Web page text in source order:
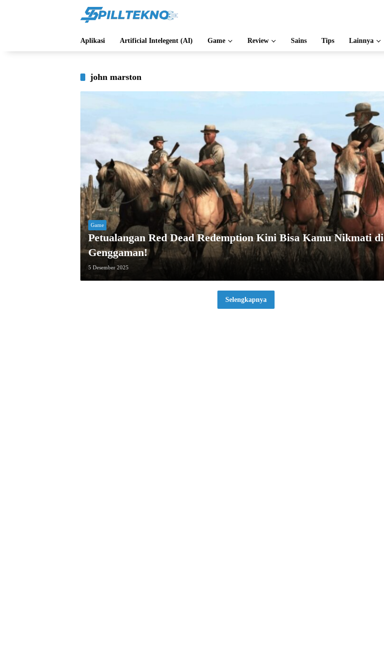
Aplikasi Artificial Intelegent (AI) Game Review Sains Tips Lainnya
john marston
Game
Petualangan Red Dead Redemption Kini Bisa Kamu Nikmati di
Genggaman!
5 Desember 2025
Selengkapnya